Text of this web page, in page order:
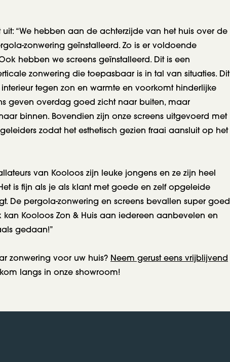
“We hebben aan de achterzijde van het huis over de
zonwering geïnstalleerd. Zo is er voldoende
hebben we screens geïnstalleerd. Dit is een
zonwering die toepasbaar is in tal van situaties. Dit
tegen zon en warmte en voorkomt hinderlijke
geven overdag goed zicht naar buiten, maar
binnen. Bovendien zijn onze screens uitgevoerd met
zodat het esthetisch gezien fraai aansluit op het
van Kooloos zijn leuke jongens en ze zijn heel
is fijn als je als klant met goede en zelf opgeleide
De pergola-zonwering en screens bevallen super goed
kan Kooloos Zon & Huis aan iedereen aanbevelen en
gedaan!”
zonwering voor uw huis? Neem gerust eens vrijblijvend
langs in onze showroom!